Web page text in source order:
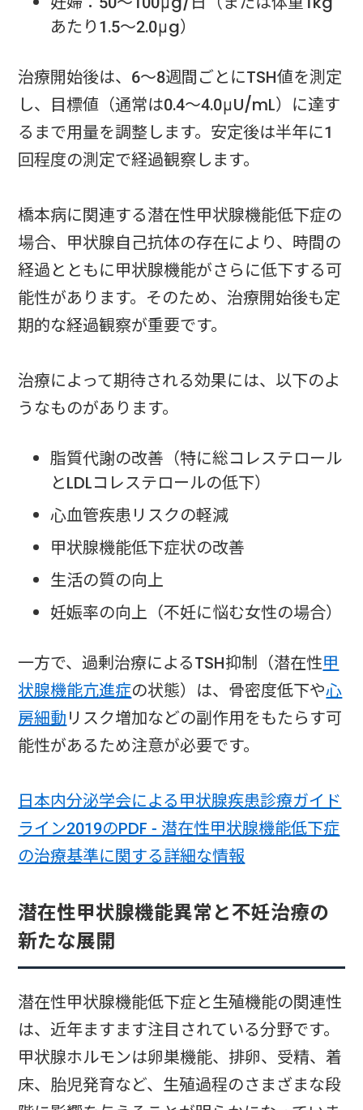
あたり1.5～2.0μg）
治療開始後は、6～8週間ごとにTSH値を測定
し、目標値（通常は0.4～4.0μU/mL）に達す
るまで用量を調整します。安定後は半年に1
回程度の測定で経過観察します。
橋本病に関連する潜在性甲状腺機能低下症の
場合、甲状腺自己抗体の存在により、時間の
経過とともに甲状腺機能がさらに低下する可
能性があります。そのため、治療開始後も定
期的な経過観察が重要です。
治療によって期待される効果には、以下のよ
うなものがあります。
脂質代謝の改善（特に総コレステロール
とLDLコレステロールの低下）
心血管疾患リスクの軽減
甲状腺機能低下症状の改善
生活の質の向上
妊娠率の向上（不妊に悩む女性の場合）
一方で、過剰治療によるTSH抑制（潜在性甲
状腺機能亢進症の状態）は、骨密度低下や心
房細動リスク増加などの副作用をもたらす可
能性があるため注意が必要です。
日本内分泌学会による甲状腺疾患診療ガイド
ライン2019のPDF - 潜在性甲状腺機能低下症
の治療基準に関する詳細な情報
潜在性甲状腺機能異常と不妊治療の
新たな展開
潜在性甲状腺機能低下症と生殖機能の関連性
は、近年ますます注目されている分野です。
甲状腺ホルモンは卵巣機能、排卵、受精、着
床、胎児発育など、生殖過程のさまざまな段